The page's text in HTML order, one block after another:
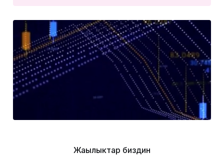
Жаңылыктар биздин